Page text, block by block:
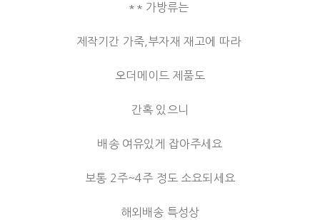
** 가방류는
제작기간 가죽,부자재 재고에 따라
오더메이드 제품도
간혹 있으니
배송 여유있게 잡아주세요
보통 2주~4주 정도 소요되세요
해외배송 특성상